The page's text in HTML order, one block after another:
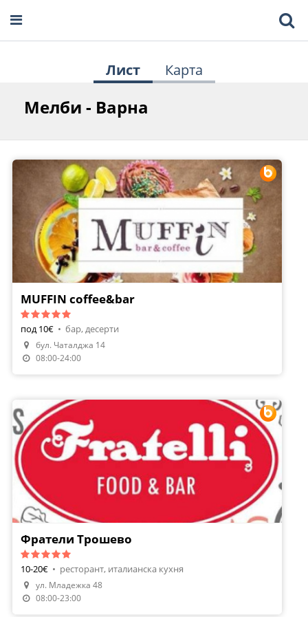
Лист Карта
Мелби - Варна
Направи Резервация
MUFFIN coffee&bar
под 10€ • бар, десерти
бул. Чаталджа 14
08:00-24:00
Направи Резервация
Фратели Трошево
10-20€ • ресторант, италианска кухня
ул. Младежка 48
08:00-23:00